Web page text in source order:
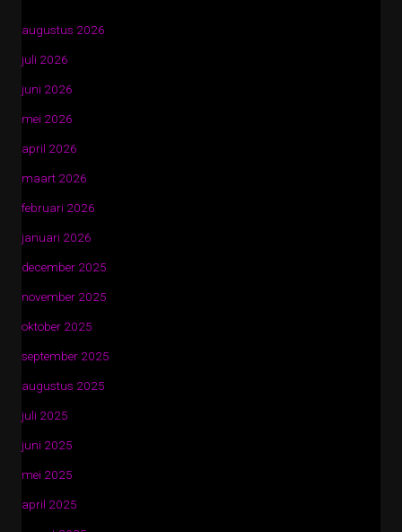
augustus 2026
juli 2026
juni 2026
mei 2026
april 2026
maart 2026
februari 2026
januari 2026
december 2025
november 2025
oktober 2025
september 2025
augustus 2025
juli 2025
juni 2025
mei 2025
april 2025